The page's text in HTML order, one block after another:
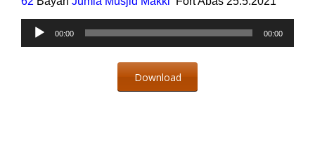
Audio
00:00 00:00
Download